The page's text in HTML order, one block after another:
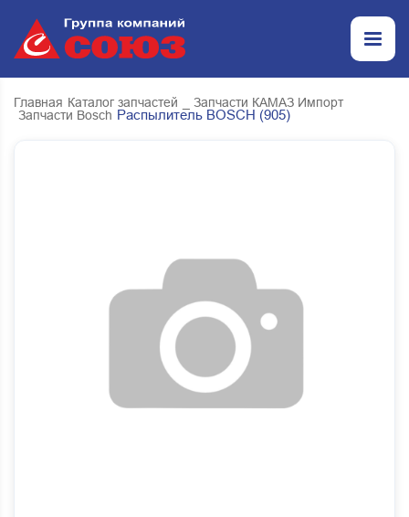
Главная Каталог запчастей
_ Запчасти КАМАЗ Импорт
Запчасти Bosch Распылитель BOSCH (905)